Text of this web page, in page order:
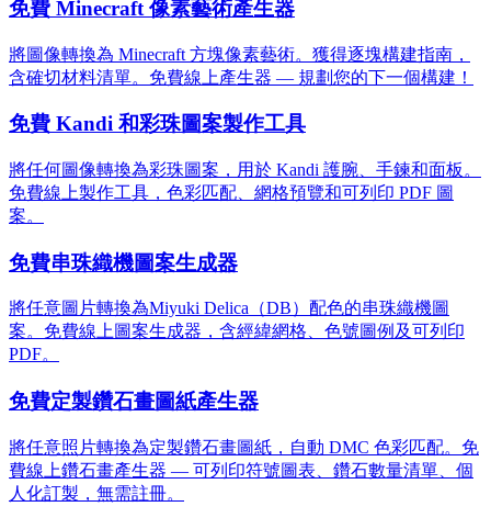
免費 Minecraft 像素藝術產生器
將圖像轉換為 Minecraft 方塊像素藝術。獲得逐塊構建指南，
含確切材料清單。免費線上產生器 — 規劃您的下一個構建！
免費 Kandi 和彩珠圖案製作工具
將任何圖像轉換為彩珠圖案，用於 Kandi 護腕、手鍊和面板。
免費線上製作工具，色彩匹配、網格預覽和可列印 PDF 圖
案。
免費串珠織機圖案生成器
將任意圖片轉換為Miyuki Delica（DB）配色的串珠織機圖
案。免費線上圖案生成器，含經緯網格、色號圖例及可列印
PDF。
免費定製鑽石畫圖紙產生器
將任意照片轉換為定製鑽石畫圖紙，自動 DMC 色彩匹配。免
費線上鑽石畫產生器 — 可列印符號圖表、鑽石數量清單、個
人化訂製，無需註冊。